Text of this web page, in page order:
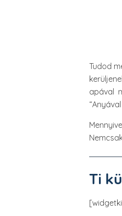
Tudod
apával
Ti